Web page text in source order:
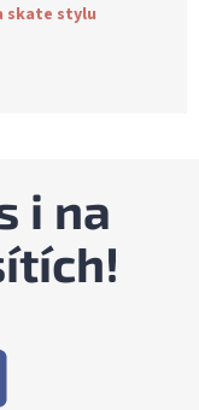
skate stylu
i na